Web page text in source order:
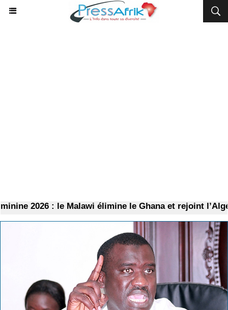
: le Malawi élimine le Ghana et rejoint l’Algérie en